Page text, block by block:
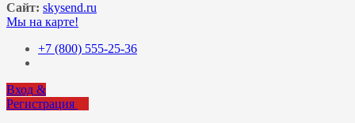
Сайт: skysend.ru
Мы на карте!
+7 (800) 555-25-36
Вход &
Регистрация